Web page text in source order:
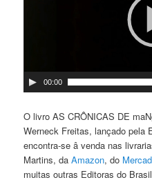
00:00
O livro AS CRÔNICAS DE
Werneck Freitas, lançado pela
encontra-se â venda nas
Martins, daAmazon, do
muitas outras Editoras do